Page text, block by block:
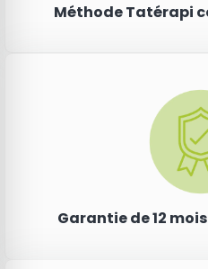
Méthode Tatérapi
Garantie de 12